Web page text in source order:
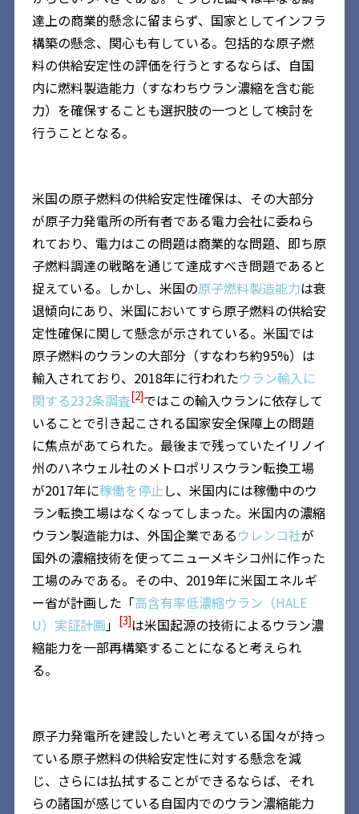
達上の商業的懸念に留まらず、国家としてインフラ
構築の懸念、関心も有している。包括的な原子燃
料の供給安定性の評価を行うとするならば、自国
内に燃料製造能力（すなわちウラン濃縮を含む能
力）を確保することも選択肢の一つとして検討を
行うこととなる。
米国の原子燃料の供給安定性確保は、その大部分
が原子力発電所の所有者である電力会社に委ねら
れており、電力はこの問題は商業的な問題、即ち原
子燃料調達の戦略を通じて達成すべき問題であると
捉えている。しかし、米国の原子燃料製造能力は衰
退傾向にあり、米国においてすら原子燃料の供給安
定性確保に関して懸念が示されている。米国では
原子燃料のウランの大部分（すなわち約95%）は
輸入されており、2018年に行われたウラン輸入に
関する232条調査[2]ではこの輸入ウランに依存して
いることで引き起こされる国家安全保障上の問題
に焦点があてられた。最後まで残っていたイリノイ
州のハネウェル社のメトロポリスウラン転換工場
が2017年に稼働を停止し、米国内には稼働中のウ
ラン転換工場はなくなってしまった。米国内の濃縮
ウラン製造能力は、外国企業であるウレンコ社が
国外の濃縮技術を使ってニューメキシコ州に作った
工場のみである。その中、2019年に米国エネルギ
ー省が計画した「高含有率低濃縮ウラン（HALE
U）実証計画 」 [3]は米国起源の技術によるウラン濃
縮能力を一部再構築することになると考えられ
る。
原子力発電所を建設したいと考えている国々が持っ
ている原子燃料の供給安定性に対する懸念を減
じ、さらには払拭することができるならば、それ
らの諸国が感じている自国内でのウラン濃縮能力